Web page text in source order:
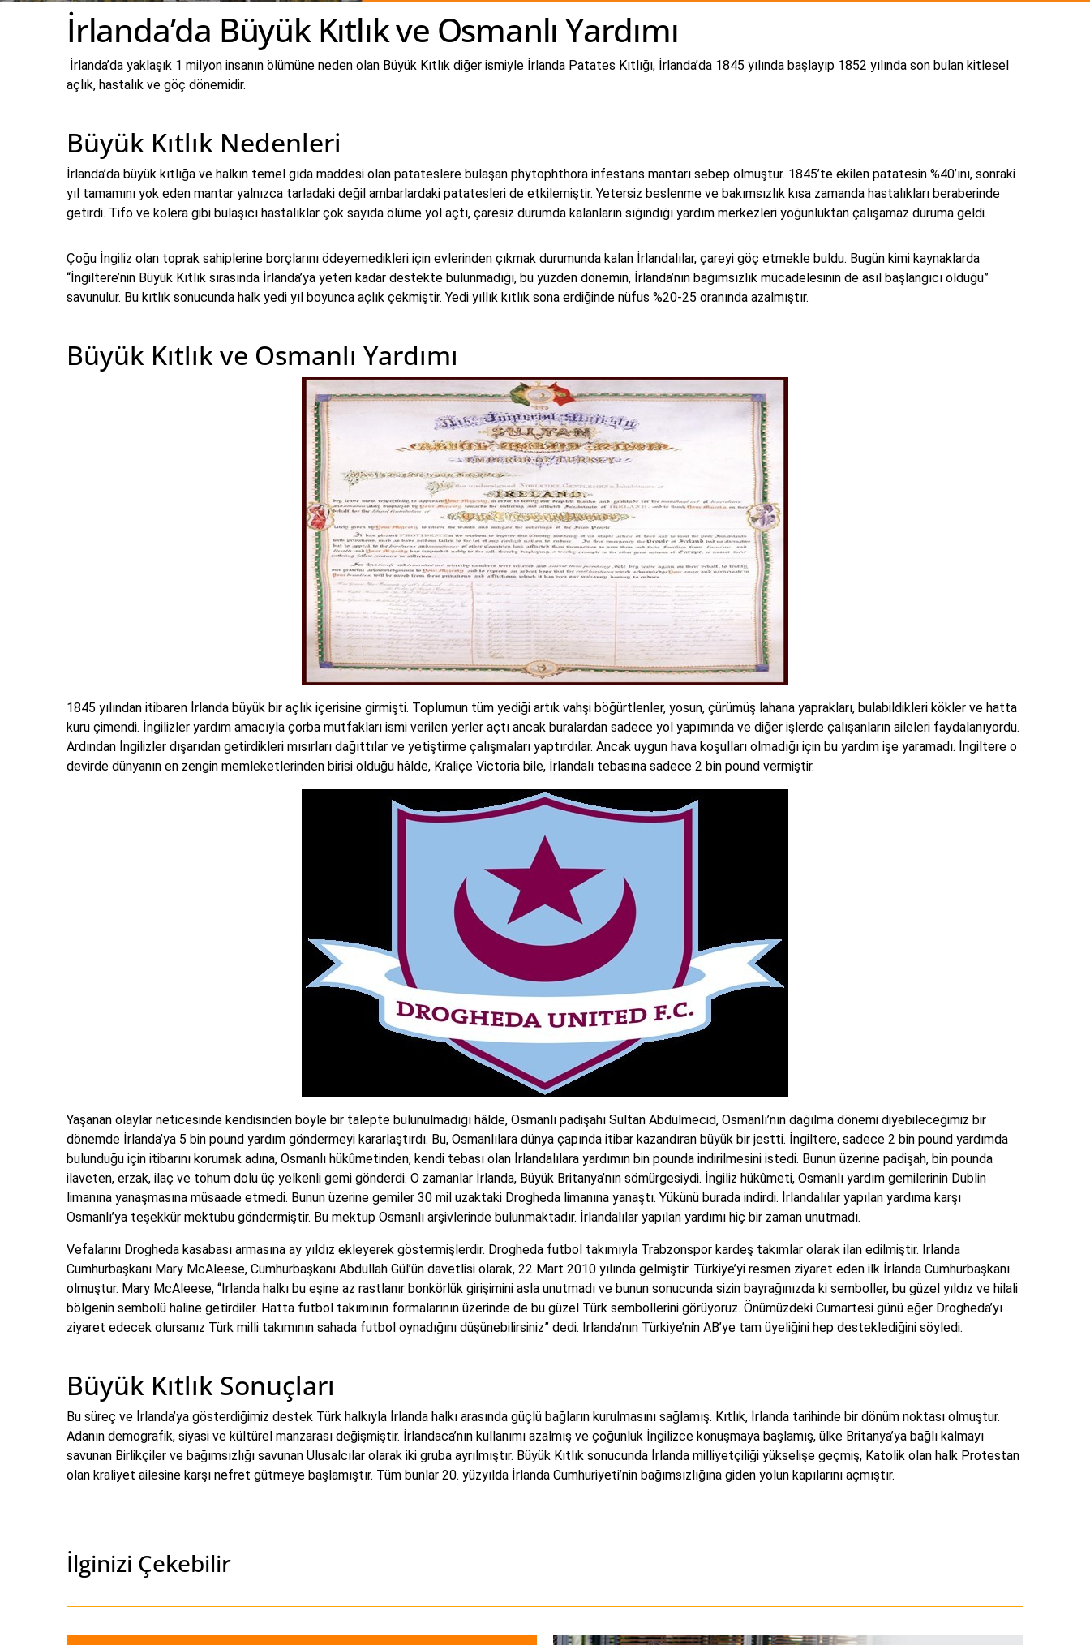
İrlanda’da Büyük Kıtlık ve Osmanlı Yardımı
İrlanda’da yaklaşık 1 milyon insanın ölümüne neden olan Büyük Kıtlık diğer ismiyle İrlanda Patates Kıtlığı, İrlanda’da 1845 yılında başlayıp 1852 yılında son bulan kitlesel
açlık, hastalık ve göç dönemidir.
Büyük Kıtlık Nedenleri
İrlanda’da büyük kıtlığa ve halkın temel gıda maddesi olan patateslere bulaşan phytophthora infestans mantarı sebep olmuştur. 1845’te ekilen patatesin %40’ını, sonraki
yıl tamamını yok eden mantar yalnızca tarladaki değil ambarlardaki patatesleri de etkilemiştir. Yetersiz beslenme ve bakımsızlık kısa zamanda hastalıkları beraberinde
getirdi. Tifo ve kolera gibi bulaşıcı hastalıklar çok sayıda ölüme yol açtı, çaresiz durumda kalanların sığındığı yardım merkezleri yoğunluktan çalışamaz duruma geldi.
Çoğu İngiliz olan toprak sahiplerine borçlarını ödeyemedikleri için evlerinden çıkmak durumunda kalan İrlandalılar, çareyi göç etmekle buldu. Bugün kimi kaynaklarda
“İngiltere’nin Büyük Kıtlık sırasında İrlanda’ya yeteri kadar destekte bulunmadığı, bu yüzden dönemin, İrlanda’nın bağımsızlık mücadelesinin de asıl başlangıcı olduğu”
savunulur. Bu kıtlık sonucunda halk yedi yıl boyunca açlık çekmiştir. Yedi yıllık kıtlık sona erdiğinde nüfus %20-25 oranında azalmıştır.
Büyük Kıtlık ve Osmanlı Yardımı
1845 yılından itibaren İrlanda büyük bir açlık içerisine girmişti. Toplumun tüm yediği artık vahşi böğürtlenler, yosun, çürümüş lahana yaprakları, bulabildikleri kökler ve hatta
kuru çimendi. İngilizler yardım amacıyla çorba mutfakları ismi verilen yerler açtı ancak buralardan sadece yol yapımında ve diğer işlerde çalışanların aileleri faydalanıyordu.
Ardından İngilizler dışarıdan getirdikleri mısırları dağıttılar ve yetiştirme çalışmaları yaptırdılar. Ancak uygun hava koşulları olmadığı için bu yardım işe yaramadı. İngiltere o
devirde dünyanın en zengin memleketlerinden birisi olduğu hâlde, Kraliçe Victoria bile, İrlandalı tebasına sadece 2 bin pound vermiştir.
Yaşanan olaylar neticesinde kendisinden böyle bir talepte bulunulmadığı hâlde, Osmanlı padişahı Sultan Abdülmecid, Osmanlı’nın dağılma dönemi diyebileceğimiz bir
dönemde İrlanda’ya 5 bin pound yardım göndermeyi kararlaştırdı. Bu, Osmanlılara dünya çapında itibar kazandıran büyük bir jestti. İngiltere, sadece 2 bin pound yardımda
bulunduğu için itibarını korumak adına, Osmanlı hükûmetinden, kendi tebası olan İrlandalılara yardımın bin pounda indirilmesini istedi. Bunun üzerine padişah, bin pounda
ilaveten, erzak, ilaç ve tohum dolu üç yelkenli gemi gönderdi. O zamanlar İrlanda, Büyük Britanya’nın sömürgesiydi. İngiliz hükûmeti, Osmanlı yardım gemilerinin Dublin
limanına yanaşmasına müsaade etmedi. Bunun üzerine gemiler 30 mil uzaktaki Drogheda limanına yanaştı. Yükünü burada indirdi. İrlandalılar yapılan yardıma karşı
Osmanlı’ya teşekkür mektubu göndermiştir. Bu mektup Osmanlı arşivlerinde bulunmaktadır. İrlandalılar yapılan yardımı hiç bir zaman unutmadı.
Vefalarını Drogheda kasabası armasına ay yıldız ekleyerek göstermişlerdir. Drogheda futbol takımıyla Trabzonspor kardeş takımlar olarak ilan edilmiştir. İrlanda
Cumhurbaşkanı Mary McAleese, Cumhurbaşkanı Abdullah Gül’ün davetlisi olarak, 22 Mart 2010 yılında gelmiştir. Türkiye’yi resmen ziyaret eden ilk İrlanda Cumhurbaşkanı
olmuştur. Mary McAleese, “İrlanda halkı bu eşine az rastlanır bonkörlük girişimini asla unutmadı ve bunun sonucunda sizin bayrağınızda ki semboller, bu güzel yıldız ve hilali
bölgenin sembolü haline getirdiler. Hatta futbol takımının formalarının üzerinde de bu güzel Türk sembollerini görüyoruz. Önümüzdeki Cumartesi günü eğer Drogheda’yı
ziyaret edecek olursanız Türk milli takımının sahada futbol oynadığını düşünebilirsiniz” dedi. İrlanda’nın Türkiye’nin AB’ye tam üyeliğini hep desteklediğini söyledi.
Büyük Kıtlık Sonuçları
Bu süreç ve İrlanda’ya gösterdiğimiz destek Türk halkıyla İrlanda halkı arasında güçlü bağların kurulmasını sağlamış. Kıtlık, İrlanda tarihinde bir dönüm noktası olmuştur.
Adanın demografik, siyasi ve kültürel manzarası değişmiştir. İrlandaca’nın kullanımı azalmış ve çoğunluk İngilizce konuşmaya başlamış, ülke Britanya’ya bağlı kalmayı
savunan Birlikçiler ve bağımsızlığı savunan Ulusalcılar olarak iki gruba ayrılmıştır. Büyük Kıtlık sonucunda İrlanda milliyetçiliği yükselişe geçmiş, Katolik olan halk Protestan
olan kraliyet ailesine karşı nefret gütmeye başlamıştır. Tüm bunlar 20. yüzyılda İrlanda Cumhuriyeti’nin bağımsızlığına giden yolun kapılarını açmıştır.
İlginizi Çekebilir